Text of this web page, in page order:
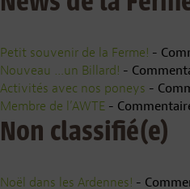
Petit souvenir de la Ferme! -
Nouveau …un Billard! -
Activités avec nos poneys -
Membre de l’AWTE -
Non classifié(e)
Noël dans les Ardennes! -